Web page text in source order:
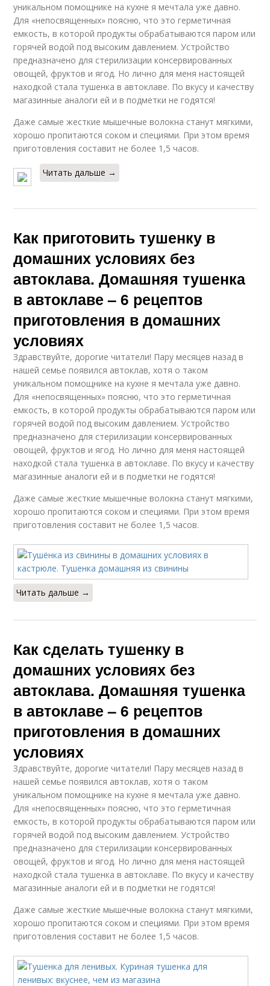
уникальном помощнике на кухне я мечтала уже давно.
Для «непосвященных» поясню, что это герметичная
емкость, в которой продукты обрабатываются паром или
горячей водой под высоким давлением. Устройство
предназначено для стерилизации консервированных
овощей, фруктов и ягод. Но лично для меня настоящей
находкой стала тушенка в автоклаве. По вкусу и качеству
магазинные аналоги ей и в подметки не годятся!
Даже самые жесткие мышечные волокна станут мягкими,
хорошо пропитаются соком и специями. При этом время
приготовления составит не более 1,5 часов.
Читать дальше →
Как приготовить тушенку в
домашних условиях без
автоклава. Домашняя тушенка
в автоклаве – 6 рецептов
приготовления в домашних
условиях
Здравствуйте, дорогие читатели! Пару месяцев назад в
нашей семье появился автоклав, хотя о таком
уникальном помощнике на кухне я мечтала уже давно.
Для «непосвященных» поясню, что это герметичная
емкость, в которой продукты обрабатываются паром или
горячей водой под высоким давлением. Устройство
предназначено для стерилизации консервированных
овощей, фруктов и ягод. Но лично для меня настоящей
находкой стала тушенка в автоклаве. По вкусу и качеству
магазинные аналоги ей и в подметки не годятся!
Даже самые жесткие мышечные волокна станут мягкими,
хорошо пропитаются соком и специями. При этом время
приготовления составит не более 1,5 часов.
Читать дальше →
Как сделать тушенку в
домашних условиях без
автоклава. Домашняя тушенка
в автоклаве – 6 рецептов
приготовления в домашних
условиях
Здравствуйте, дорогие читатели! Пару месяцев назад в
нашей семье появился автоклав, хотя о таком
уникальном помощнике на кухне я мечтала уже давно.
Для «непосвященных» поясню, что это герметичная
емкость, в которой продукты обрабатываются паром или
горячей водой под высоким давлением. Устройство
предназначено для стерилизации консервированных
овощей, фруктов и ягод. Но лично для меня настоящей
находкой стала тушенка в автоклаве. По вкусу и качеству
магазинные аналоги ей и в подметки не годятся!
Даже самые жесткие мышечные волокна станут мягкими,
хорошо пропитаются соком и специями. При этом время
приготовления составит не более 1,5 часов.